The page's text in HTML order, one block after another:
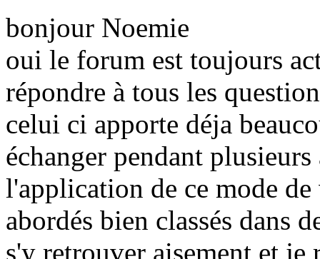
bonjour Noemie
oui le forum est toujours
répondre à tous les
celui ci apporte déja
échanger pendant
l'application de ce mode
abordés bien classés dans
s'y retrouver aisement et je